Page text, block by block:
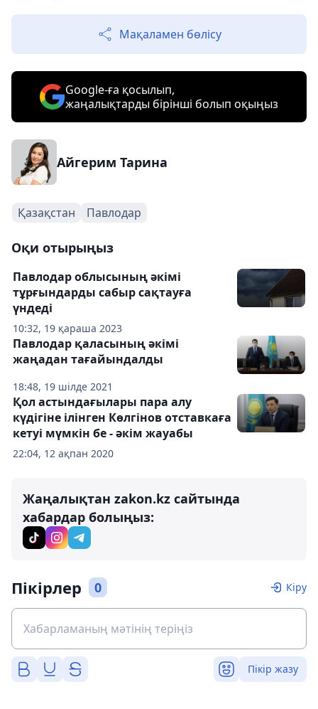
Мақаламен бөлісу
Google-ға қосылып,
жаңалықтарды бірінші болып оқыңыз
Айгерим Тарина
Қазақстан Павлодар
Оқи отырыңыз
10:32, 19 қараша 2023
Павлодар облысының әкімі
тұрғындарды сабыр сақтауға
үндеді
18:48, 19 шілде 2021
Павлодар қаласының әкімі
жаңадан тағайындалды
22:04, 12 ақпан 2020
Қол астындағылары пара алу
күдігіне ілінген Көлгінов отставкаға
кетуі мүмкін бе - әкім жауабы
Жаңалықтан zakon.kz сайтында
хабардар болыңыз:
Пікірлер 0 Кіру
Пікір жазу